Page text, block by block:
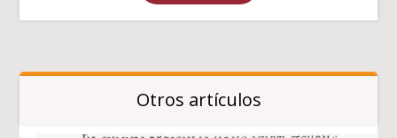
Otros artículos